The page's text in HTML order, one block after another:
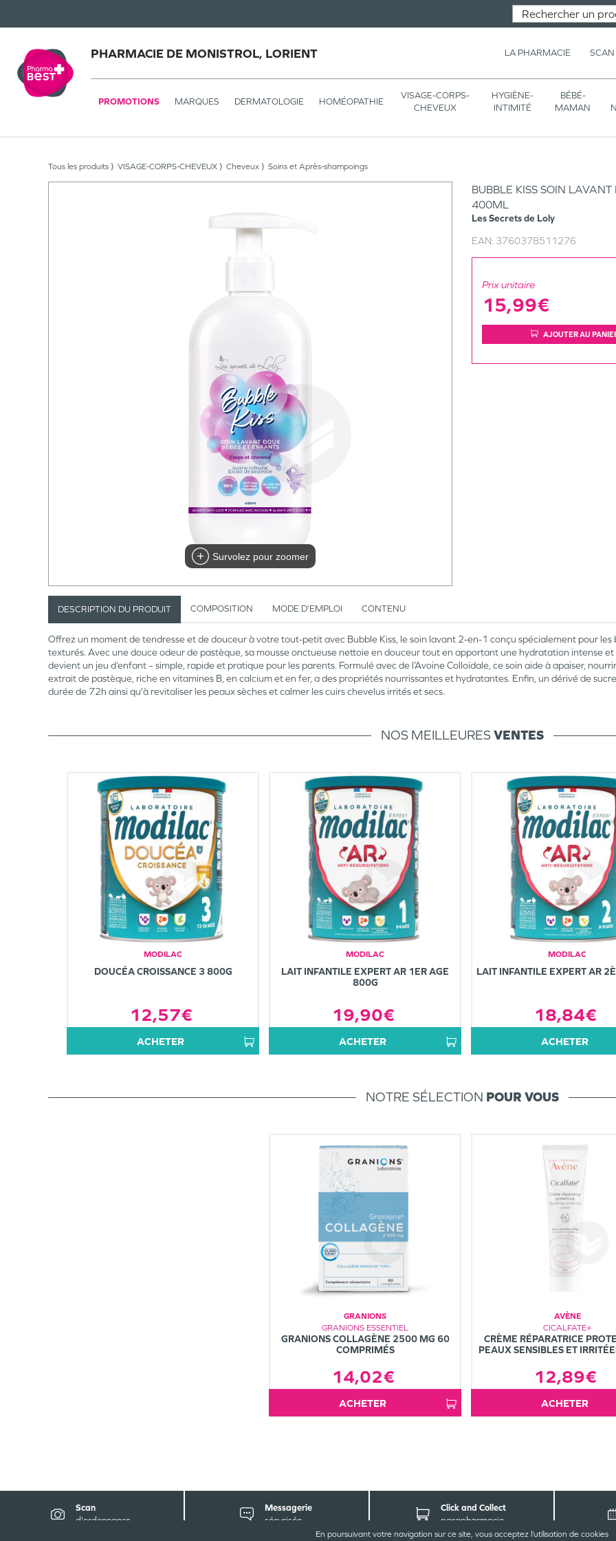
En poursuivant votre navigation sur ce site, vous acceptez l’utilisation de cookies
PHARMACIE DE MONISTROL, LORIENT LA PHARMACIE SCAN
PROMOTIONS MARQUES DERMATOLOGIE HOMÉOPATHIE
VISAGE-CORPS-
CHEVEUX
HYGIÈNE-
INTIMITÉ
BÉBÉ-
MAMAN
Tous les produits VISAGE-CORPS-CHEVEUX Cheveux Soins et Après-shampoings
Survolez pour zoomer
BUBBLE KISS SOIN
400ML
Les Secrets de Loly
EAN: 3760378511276
Prix unitaire
15,99€
AJOUTER AU
DESCRIPTION DU PRODUIT COMPOSITION MODE D’EMPLOI CONTENU
Offrez un moment de tendresse et de douceur à votre tout-petit avec Bubble Kiss, le soin lavant 2-en-1 conçu spécialement pour
texturés. Avec une douce odeur de pastèque, sa mousse onctueuse nettoie en douceur tout en apportant une hydratation intense
devient un jeu d’enfant – simple, rapide et pratique pour les parents. Formulé avec de l’Avoine Colloïdale, ce soin aide à apaiser,
extrait de pastèque, riche en vitamines B, en calcium et en fer, a des propriétés nourrissantes et hydratantes. Enfin, un dérivé de
durée de 72h ainsi qu'à revitaliser les peaux sèches et calmer les cuirs chevelus irrités et secs.
NOS MEILLEURESVENTES
MODILAC
DOUCÉA CROISSANCE 3 800G
12,57€
ACHETER
MODILAC
LAIT INFANTILE EXPERT AR 1ER AGE
800G
19,90€
ACHETER
MODILAC
LAIT INFANTILE EXPERT AR
18,84€
ACHETER
NOTRE SÉLECTION POUR VOUS
GRANIONS
GRANIONS ESSENTIEL
GRANIONS COLLAGÈNE 2500 MG 60
COMPRIMÉS
14,02€
ACHETER
AVÈNE
CICALFATE+
CRÈME RÉPARATRICE
PEAUX SENSIBLES ET
12,89€
ACHETER
Scan
d'ordonnance
Messagerie
sécurisée
Click and Collect
parapharmacie